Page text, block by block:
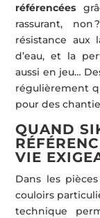
référencées
rassurant,
résistance aux
d’eau, et la
aussi en jeu…
régulièrement
pour des
QUAND
VIE
Dans les
couloirs
technique